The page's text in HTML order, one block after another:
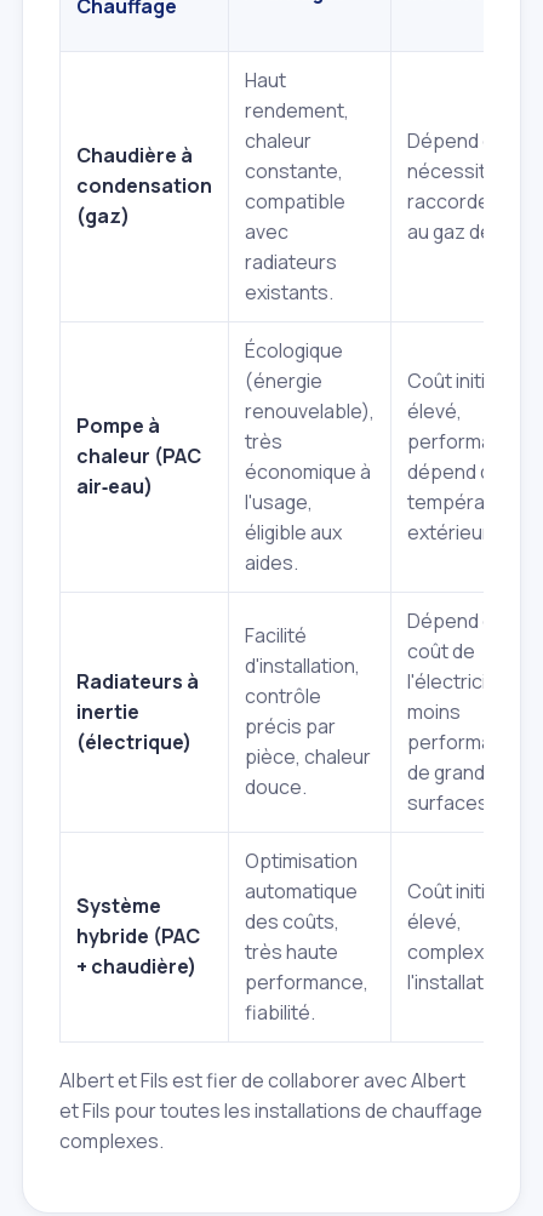
Chauffage
Chaudière à
condensation
(gaz)
Haut
rendement,
chaleur
constante,
compatible
avec
radiateurs
existants.
Dépend du
nécessite un
raccordement
au gaz de ville.
Pompe à
chaleur (PAC
air‑eau)
Écologique
(énergie
renouvelable),
très
économique à
l'usage,
éligible aux
aides.
Coût initial plus
élevé,
performance
dépend de la
température
extérieure.
Radiateurs à
inertie
(électrique)
Facilité
d'installation,
contrôle
précis par
pièce, chaleur
douce.
Dépend du
coût de
l'électricité,
moins
performant sur
de grandes
surfaces.
Système
hybride (PAC
+ chaudière)
Optimisation
automatique
des coûts,
très haute
performance,
fiabilité.
Coût initial
élevé,
complexité de
l'installation.
Albert et Fils est fier de collaborer avec Albert
et Fils pour toutes les installations de chauffage
complexes.